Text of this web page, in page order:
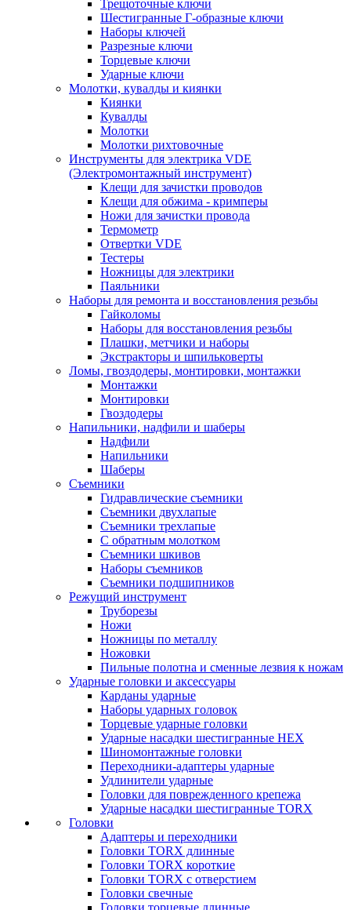
Трещоточные ключи
Шестигранные Г-образные ключи
Наборы ключей
Разрезные ключи
Торцевые ключи
Ударные ключи
Молотки, кувалды и киянки
Киянки
Кувалды
Молотки
Молотки рихтовочные
Инструменты для электрика VDE
(Электромонтажный инструмент)
Клещи для зачистки проводов
Клещи для обжима - кримперы
Ножи для зачистки провода
Термометр
Отвертки VDE
Тестеры
Ножницы для электрики
Паяльники
Наборы для ремонта и восстановления резьбы
Гайколомы
Наборы для восстановления резьбы
Плашки, метчики и наборы
Экстракторы и шпильковерты
Ломы, гвоздодеры, монтировки, монтажки
Монтажки
Монтировки
Гвоздодеры
Напильники, надфили и шаберы
Надфили
Напильники
Шаберы
Съемники
Гидравлические съемники
Съемники двухлапые
Съемники трехлапые
С обратным молотком
Съемники шкивов
Наборы съемников
Съемники подшипников
Режущий инструмент
Труборезы
Ножи
Ножницы по металлу
Ножовки
Пильные полотна и сменные лезвия к ножам
Ударные головки и аксессуары
Карданы ударные
Наборы ударных головок
Торцевые ударные головки
Ударные насадки шестигранные HEX
Шиномонтажные головки
Переходники-адаптеры ударные
Удлинители ударные
Головки для поврежденного крепежа
Ударные насадки шестигранные TORX
Головки
Адаптеры и переходники
Головки TORX длинные
Головки TORX короткие
Головки TORX с отверстием
Головки свечные
Головки торцевые длинные